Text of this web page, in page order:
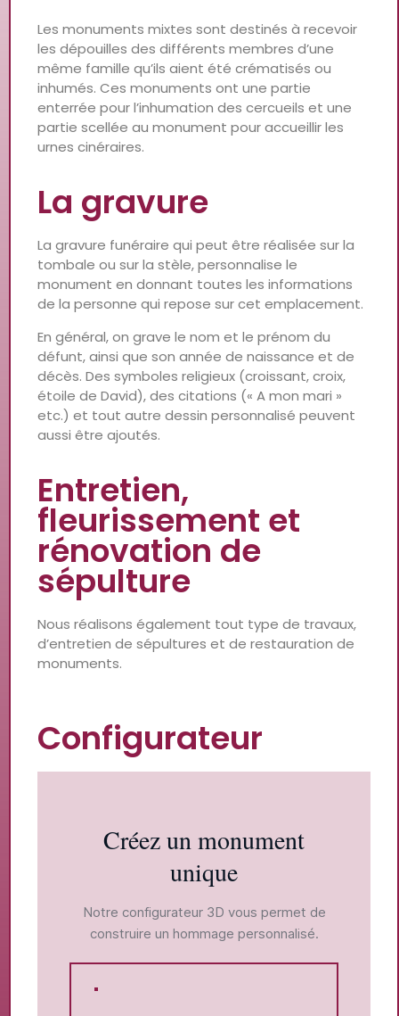
Les monuments mixtes sont destinés à recevoir
les dépouilles des différents membres d’une
même famille qu’ils aient été crématisés ou
inhumés. Ces monuments ont une partie
enterrée pour l’inhumation des cercueils et une
partie scellée au monument pour accueillir les
urnes cinéraires.
La gravure
La gravure funéraire qui peut être réalisée sur la
tombale ou sur la stèle, personnalise le
monument en donnant toutes les informations
de la personne qui repose sur cet emplacement.
En général, on grave le nom et le prénom du
défunt, ainsi que son année de naissance et de
décès. Des symboles religieux (croissant, croix,
étoile de David), des citations (« A mon mari »
etc.) et tout autre dessin personnalisé peuvent
aussi être ajoutés.
Entretien,
fleurissement et
rénovation de
sépulture
Nous réalisons également tout type de travaux,
d’entretien de sépultures et de restauration de
monuments.
Configurateur